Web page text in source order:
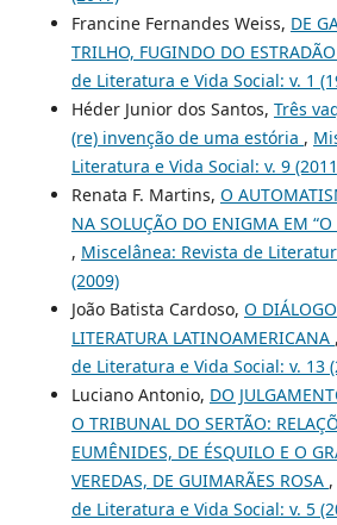
Francine Fernandes Weiss, DE
TRILHO, FUGINDO DO ESTRADÃO
de Literatura e Vida Social: v. 1
Héder Junior dos Santos, Três
(re) invenção de uma estória ,
Literatura e Vida Social: v. 9
Renata F. Martins, O
NA SOLUÇÃO DO ENIGMA EM
, Miscelânea: Revista de
(2009)
João Batista Cardoso, O
LITERATURA LATINOAMERICANA ,
de Literatura e Vida Social: v. 13
Luciano Antonio, DO
O TRIBUNAL DO SERTÃO:
EUMÊNIDES, DE ÉSQUILO E O
VEREDAS, DE GUIMARÃES ROSA ,
de Literatura e Vida Social: v. 5